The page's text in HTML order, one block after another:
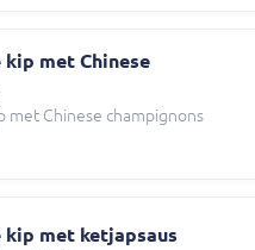
kip met Chinese
met Chinese champignons
kip met ketjapsaus